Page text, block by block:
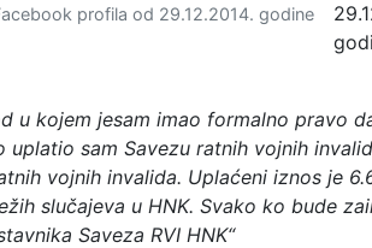
profila od 29.12.2014. godine
u kojem jesam imao formalno pravo
uplatio sam Savezu ratnih vojnih
vojnih invalida. Uplaćeni iznos je
slučajeva u HNK. Svako ko bude
Saveza RVI HNK“